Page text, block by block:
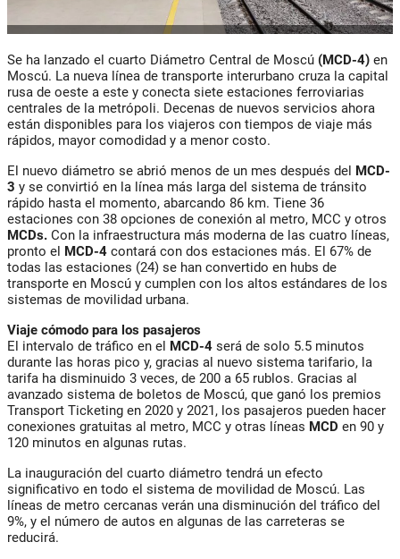
Se ha lanzado el cuarto Diámetro Central de Moscú (MCD-4) en
Moscú. La nueva línea de transporte interurbano cruza la capital
rusa de oeste a este y conecta siete estaciones ferroviarias
centrales de la metrópoli. Decenas de nuevos servicios ahora
están disponibles para los viajeros con tiempos de viaje más
rápidos, mayor comodidad y a menor costo.
El nuevo diámetro se abrió menos de un mes después del MCD-
3 y se convirtió en la línea más larga del sistema de tránsito
rápido hasta el momento, abarcando 86 km. Tiene 36
estaciones con 38 opciones de conexión al metro, MCC y otros
MCDs. Con la infraestructura más moderna de las cuatro líneas,
pronto el MCD-4 contará con dos estaciones más. El 67% de
todas las estaciones (24) se han convertido en hubs de
transporte en Moscú y cumplen con los altos estándares de los
sistemas de movilidad urbana.
Viaje cómodo para los pasajeros
El intervalo de tráfico en el MCD-4 será de solo 5.5 minutos
durante las horas pico y, gracias al nuevo sistema tarifario, la
tarifa ha disminuido 3 veces, de 200 a 65 rublos. Gracias al
avanzado sistema de boletos de Moscú, que ganó los premios
Transport Ticketing en 2020 y 2021, los pasajeros pueden hacer
conexiones gratuitas al metro, MCC y otras líneas MCD en 90 y
120 minutos en algunas rutas.
La inauguración del cuarto diámetro tendrá un efecto
significativo en todo el sistema de movilidad de Moscú. Las
líneas de metro cercanas verán una disminución del tráfico del
9%, y el número de autos en algunas de las carreteras se
reducirá.